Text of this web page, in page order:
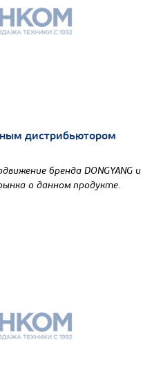
дистрибьютором
бренда DONGYANG и
о данном продукте.